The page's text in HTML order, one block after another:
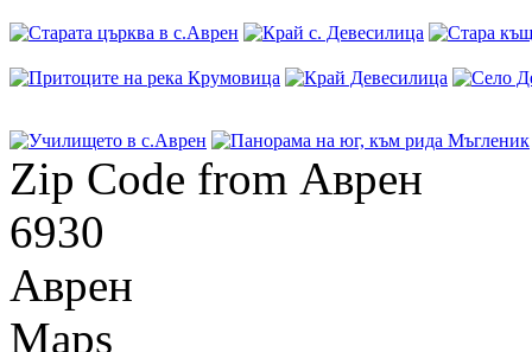
Zip Code from Аврен
6930
Аврен
Maps